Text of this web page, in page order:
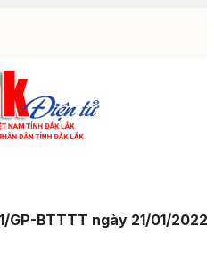
GP-BTTTT ngày 21/01/2022